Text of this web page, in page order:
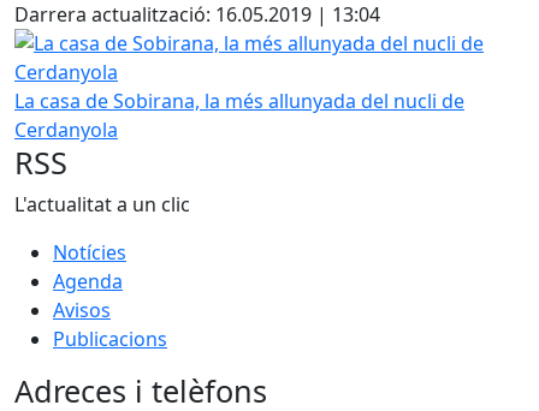
Darrera actualització: 16.05.2019 | 13:04
La casa de Sobirana, la més allunyada del nucli de
La casa de Sobirana, la més allunyada del nucli de
Cerdanyola
RSS
L'actualitat a un clic
Notícies
Agenda
Avisos
Publicacions
Adreces i telèfons